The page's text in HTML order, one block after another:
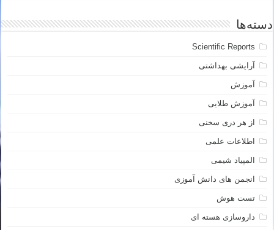
دسته‌ها
Scientific Reports
آرایشی بهداشتی
آموزش
آموزش طلایی
از هر دری سخنی
اطلاعات علمی
المپیاد شیمی
انجمن های دانش آموزی
تست هوش
داروسازی هسته ای